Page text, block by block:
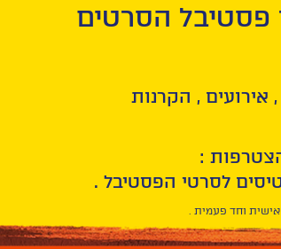
פסטיבל הסרטים
אירועים , הקרנות
:
וחד פעמית .